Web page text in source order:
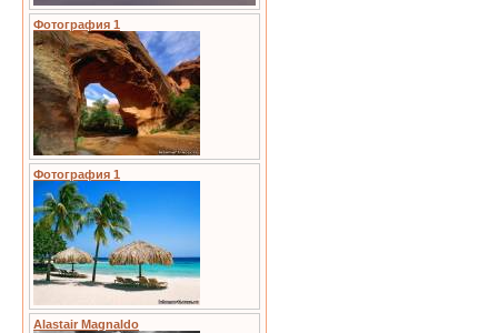
Фотография 1
Фотография 1
Alastair Magnaldo